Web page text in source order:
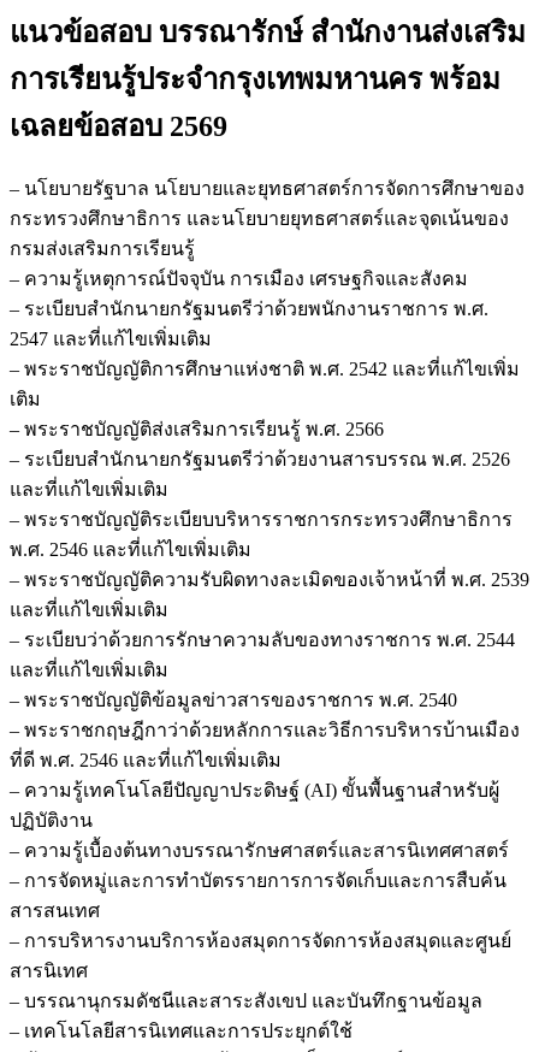
แนวข้อสอบ บรรณารักษ์ สำนักงานส่งเสริม
การเรียนรู้ประจำกรุงเทพมหานครพร้อม
เฉลยข้อสอบ 2569
– นโยบายรัฐบาล นโยบายและยุทธศาสตร์การจัดการศึกษาของ
กระทรวงศึกษาธิการ และนโยบายยุทธศาสตร์และจุดเน้นของ
กรมส่งเสริมการเรียนรู้
– ความรู้เหตุการณ์ปัจจุบัน การเมือง เศรษฐกิจและสังคม
– ระเบียบสำนักนายกรัฐมนตรีว่าด้วยพนักงานราชการ พ.ศ.
2547 และที่แก้ไขเพิ่มเติม
– พระราชบัญญัติการศึกษาแห่งชาติ พ.ศ. 2542 และที่แก้ไขเพิ่ม
เติม
– พระราชบัญญัติส่งเสริมการเรียนรู้ พ.ศ. 2566
– ระเบียบสำนักนายกรัฐมนตรีว่าด้วยงานสารบรรณ พ.ศ. 2526
และที่แก้ไขเพิ่มเติม
– พระราชบัญญัติระเบียบบริหารราชการกระทรวงศึกษาธิการ
พ.ศ. 2546 และที่แก้ไขเพิ่มเติม
– พระราชบัญญัติความรับผิดทางละเมิดของเจ้าหน้าที่ พ.ศ. 2539
และที่แก้ไขเพิ่มเติม
– ระเบียบว่าด้วยการรักษาความลับของทางราชการ พ.ศ. 2544
และที่แก้ไขเพิ่มเติม
– พระราชบัญญัติข้อมูลข่าวสารของราชการ พ.ศ. 2540
– พระราชกฤษฎีกาว่าด้วยหลักการและวิธีการบริหารบ้านเมือง
ที่ดี พ.ศ. 2546 และที่แก้ไขเพิ่มเติม
– ความรู้เทคโนโลยีปัญญาประดิษฐ์ (AI) ขั้นพื้นฐานสำหรับผู้
ปฏิบัติงาน
– ความรู้เบื้องต้นทางบรรณารักษศาสตร์และสารนิเทศศาสตร์
– การจัดหมู่และการทำบัตรรายการการจัดเก็บและการสืบค้น
สารสนเทศ
– การบริหารงานบริการห้องสมุดการจัดการห้องสมุดและศูนย์
สารนิเทศ
– บรรณานุกรมดัชนีและสาระสังเขป และบันทึกฐานข้อมูล
– เทคโนโลยีสารนิเทศและการประยุกต์ใช้